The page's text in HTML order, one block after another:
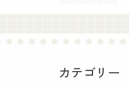
カテゴリー